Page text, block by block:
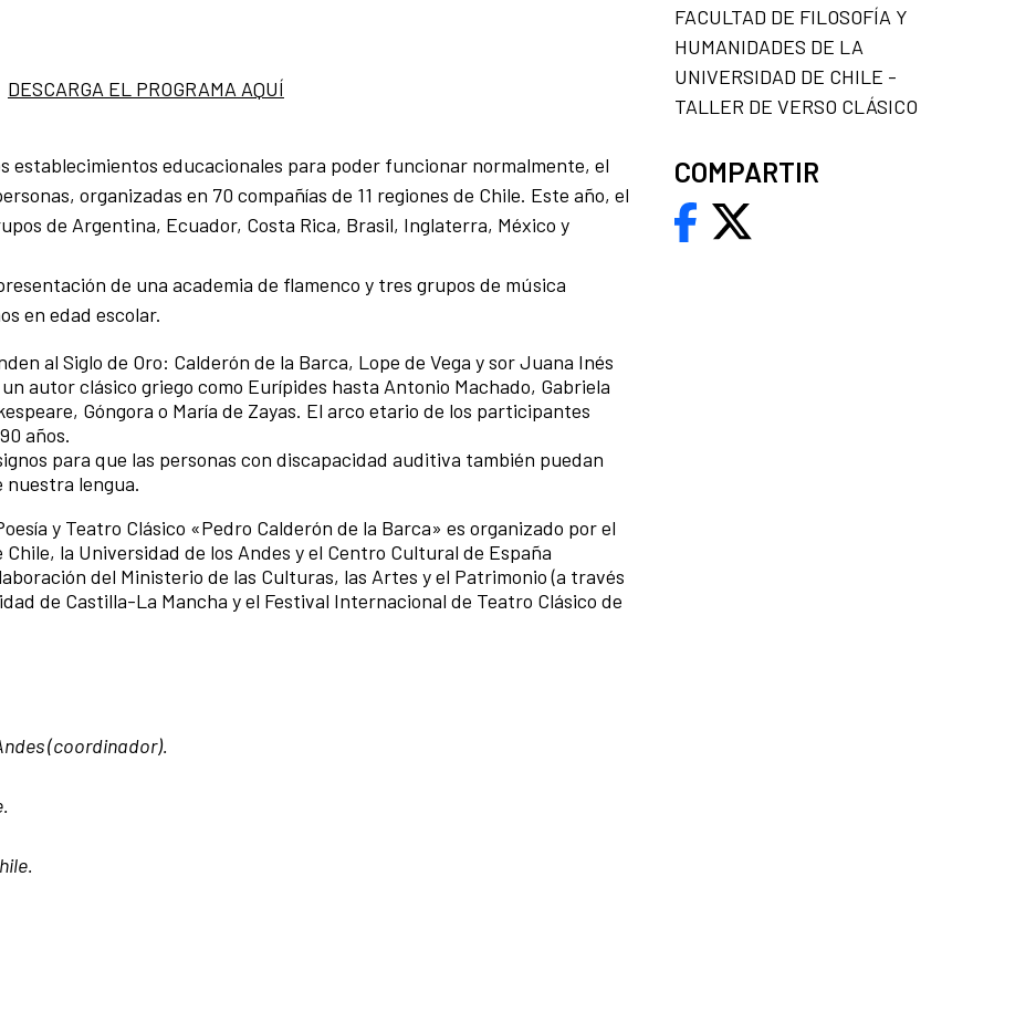
DESCARGA EL PROGRAMA AQUÍ
establecimientos educacionales para poder funcionar normalmente, el
organizadas en 70 compañías de 11 regiones de Chile. Este año, el
de Argentina, Ecuador, Costa Rica, Brasil, Inglaterra, México y
de una academia de flamenco y tres grupos de música
en edad escolar.
al Siglo de Oro: Calderón de la Barca, Lope de Vega y sor Juana Inés
autor clásico griego como Eurípides hasta Antonio Machado, Gabriela
Góngora o María de Zayas. El arco etario de los participantes
años.
para que las personas con discapacidad auditiva también puedan
lengua.
y Teatro Clásico «Pedro Calderón de la Barca» es organizado por el
la Universidad de los Andes y el Centro Cultural de España
del Ministerio de las Culturas, las Artes y el Patrimonio (a través
de Castilla-La Mancha y el Festival Internacional de Teatro Clásico de
(coordinador).
FACULTAD DE FILOSOFÍA Y
HUMANIDADES DE LA
UNIVERSIDAD DE CHILE -
TALLER DE VERSO CLÁSICO
COMPARTIR